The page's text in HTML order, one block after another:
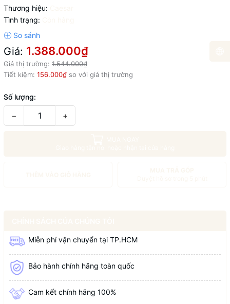
Thương hiệu:
Tình trạng:
Giá: 1.388.000₫
Giá thị trường: 1.544.000₫
Tiết kiệm: 156.000₫ so với giá thị trường
Số lượng:
− +
Miễn phí vận chuyển tại TP.HCM
Bảo hành chính hãng toàn quốc
Cam kết chính hãng 100%